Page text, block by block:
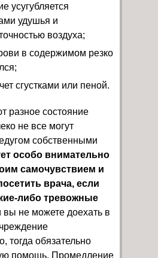
усугубляется
удушья и
воздуха;
в содержимом резко
сгустками или пеной.
разное состояние
не все могут
собственными
особо внимательно
самочувствием и
врача, если
либо тревожные
вы не можете доехать в
тогда обязательно
помощь. Промедление